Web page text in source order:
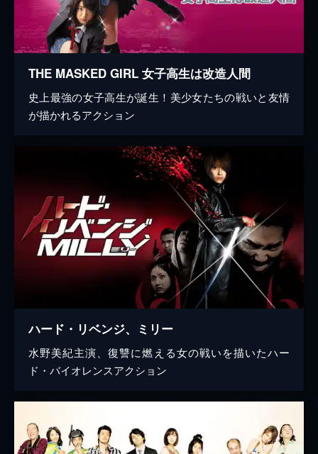
THE MASKED GIRL 女子高生は改造人間
史上最強の女子高生が誕生！美少女たちの戦いと友情
が描かれるアクション
ハード・リベンジ、ミリー
水野美紀主演、復讐に燃える女の戦いを描いたハー
ド・バイオレンスアクション